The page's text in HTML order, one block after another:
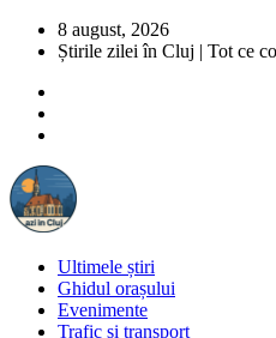
8 august, 2026
Știrile zilei în Cluj | Tot ce
Ultimele știri
Ghidul orașului
Evenimente
Trafic și transport